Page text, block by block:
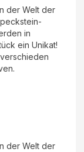
der Welt der
in
ein Unikat!
der Welt der